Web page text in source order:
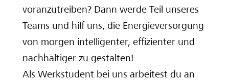
voranzutreiben? Dann werde Teil unseres
Teams und hilf uns, die Energieversorgung
von morgen intelligenter, effizienter und
nachhaltiger zu gestalten!
Als Werkstudent bei uns arbeitest du an